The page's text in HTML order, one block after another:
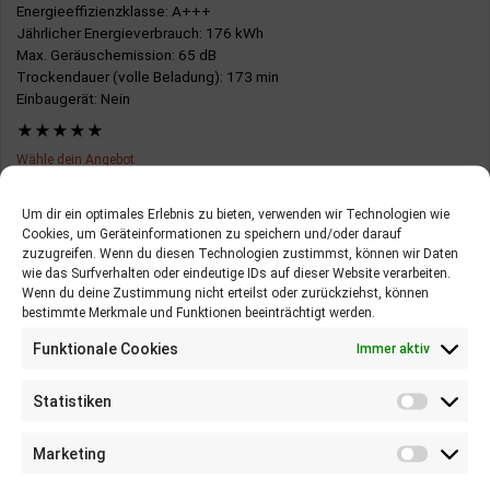
Um dir ein optimales Erlebnis zu bieten, verwenden wir Technologien wie
Cookies, um Geräteinformationen zu speichern und/oder darauf
zuzugreifen. Wenn du diesen Technologien zustimmst, können wir Daten
wie das Surfverhalten oder eindeutige IDs auf dieser Website verarbeiten.
Wenn du deine Zustimmung nicht erteilst oder zurückziehst, können
bestimmte Merkmale und Funktionen beeinträchtigt werden.
Funktionale Cookies Immer aktiv
Statistiken
Marketing
Energieeffizienzklasse: A+++
Jährlicher Energieverbrauch: 176 kWh
Max. Geräuschemission: 65 dB
Trockendauer (volle Beladung): 173 min
Einbaugerät: Nein
★ ★ ★ ★ ★
Wähle dein Angebot
PREIS PRÜFEN AUF AMAZON*
VORTEILE:
Energiesparend
Feuchtigkeitssensor
Hinzufügen um zu vergleichen